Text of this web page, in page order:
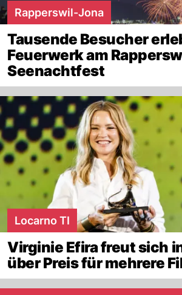
Rapperswil-Jona
Tausende Besucher
Feuerwerk am
Seenachtfest
Locarno TI
Virginie Efira freut sich
über Preis für mehrere